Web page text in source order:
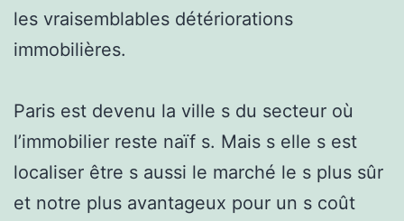
les vraisemblables détériorations
immobilières.
Paris est devenu la ville s du secteur où
l’immobilier reste naïf s. Mais s elle s est
localiser être s aussi le marché le s plus sûr
et notre plus avantageux pour un s coût